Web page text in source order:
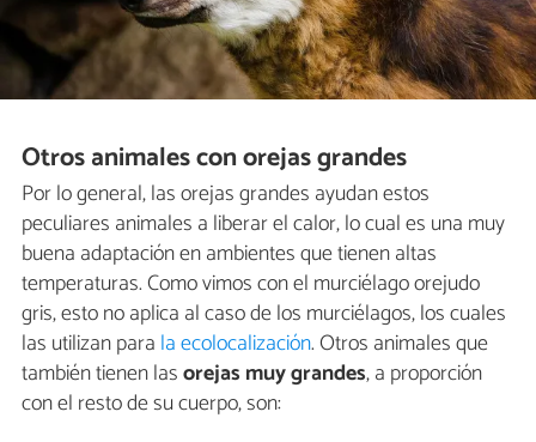
Otros animales con orejas grandes
Por lo general, las orejas grandes ayudan estos
peculiares animales a liberar el calor, lo cual es una muy
buena adaptación en ambientes que tienen altas
temperaturas. Como vimos con el murciélago orejudo
gris, esto no aplica al caso de los murciélagos, los cuales
las utilizan para la ecolocalización. Otros animales que
también tienen lasorejas muy grandes, a proporción
con el resto de su cuerpo, son: